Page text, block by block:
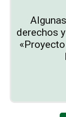
derechos